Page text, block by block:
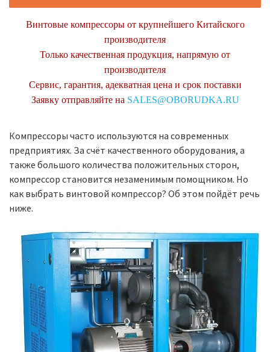
Винтовые компрессоры от крупнейшего Китайского
производителя
Только качественная продукция, напрямую от
производителя
Сервис, гарантия, адекватная цена и срок поставки
Заявку отправляйте на SALES@OBORUDKA.RU
Компрессоры часто используются на современных
предприятиях. За счёт качественного оборудования, а
также большого количества положительных сторон,
компрессор становится незаменимым помощником. Но
как выбрать винтовой компрессор? Об этом пойдёт речь
ниже.